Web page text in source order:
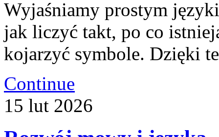
Wyjaśniamy prostym
jak liczyć takt, po co
kojarzyć symbole. Dzięki
Continue
15 lut 2026